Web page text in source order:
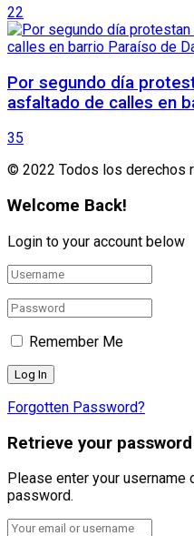
22
Por segundo día
asfaltado de calles en
35
© 2022 Todos los derechos
Welcome Back!
Login to your account below
Remember Me
Forgotten Password?
Retrieve your password
Please enter your
password.